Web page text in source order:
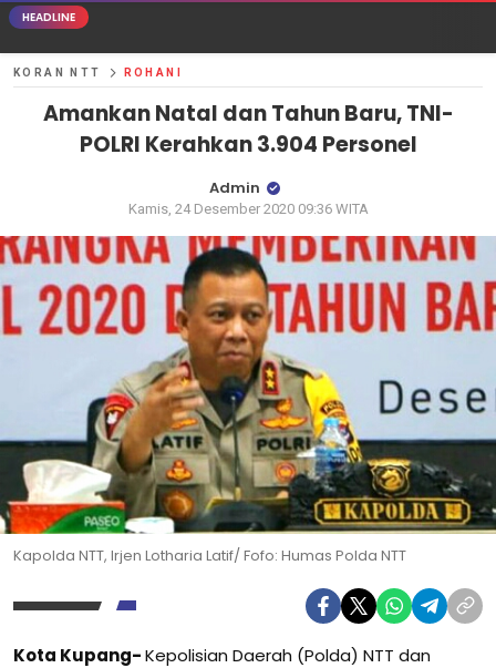
HEADLINE
KORAN NTT ROHANI
Amankan Natal dan Tahun Baru, TNI-
POLRI Kerahkan 3.904 Personel
Admin
Kamis, 24 Desember 2020 09:36 WITA
Kapolda NTT, Irjen Lotharia Latif/ Fofo: Humas Polda NTT
Kota Kupang-Kepolisian Daerah (Polda) NTT dan